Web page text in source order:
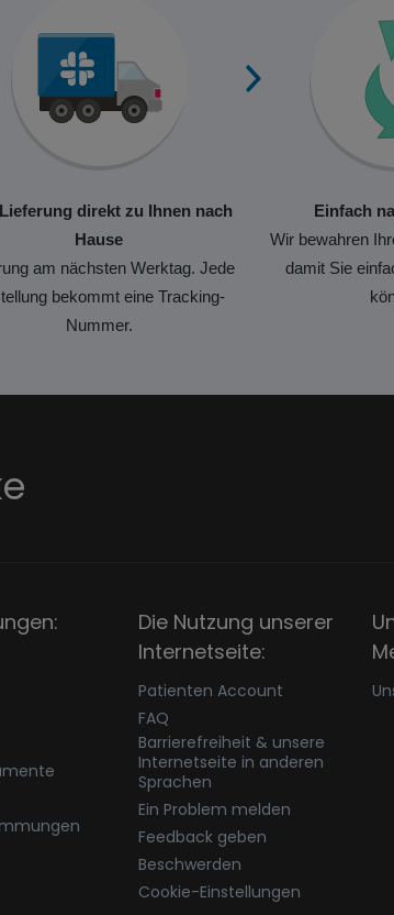
direkt zu Ihnen nach
Hause
am nächsten Werktag. Jede
bekommt eine Tracking-
Nummer.
Einfach
Wir bewahren
damit Sie
Die Nutzung unserer
Internetseite:
Patienten Account
FAQ
Barrierefreiheit & unsere
Internetseite in anderen
Sprachen
Ein Problem melden
Feedback geben
Beschwerden
Cookie-Einstellungen